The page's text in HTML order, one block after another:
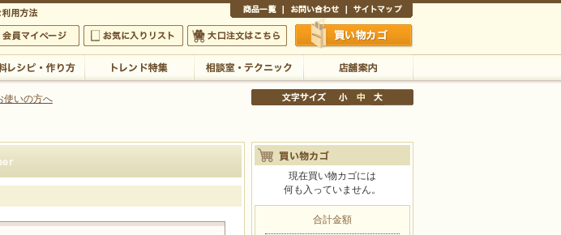
上のご注文で送料は当店が負担いたします
担いたします
イページ
お気に入りリスト 大口注文はこちら 買い物かご
店舗案内
使いの方へ
現在買い物カゴには
何も入っていません。
合計金額